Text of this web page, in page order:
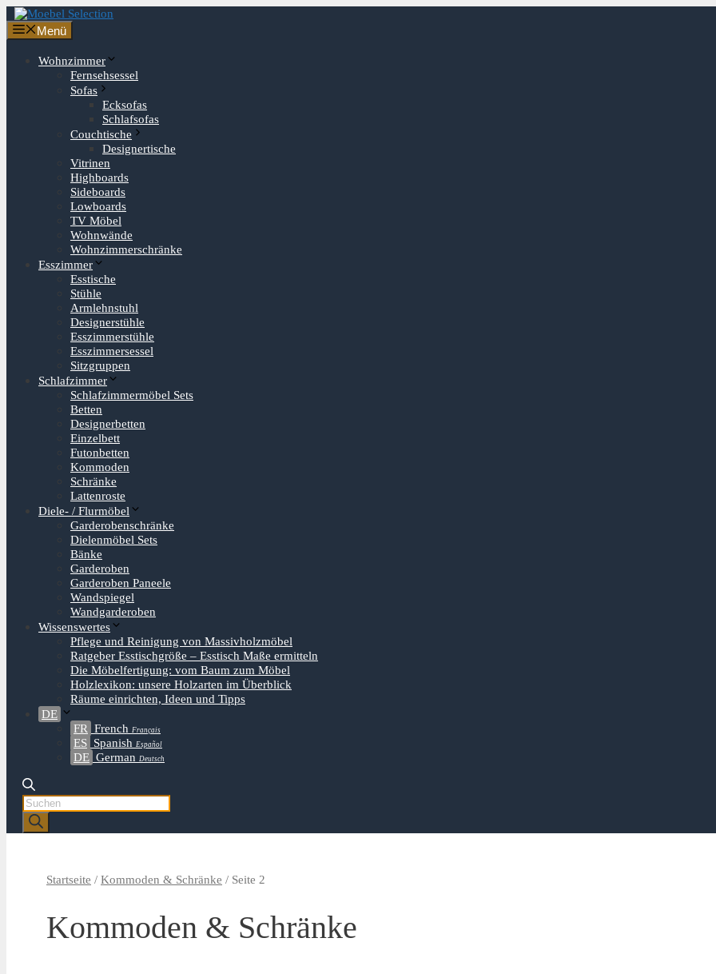
Zum
Inhalt
springen
Menü
Wohnzimmer
Fernsehsessel
Sofas
Ecksofas
Schlafsofas
Couchtische
Designertische
Vitrinen
Highboards
Sideboards
Lowboards
TV Möbel
Wohnwände
Wohnzimmerschränke
Esszimmer
Esstische
Stühle
Armlehnstuhl
Designerstühle
Esszimmerstühle
Esszimmersessel
Sitzgruppen
Schlafzimmer
Schlafzimmermöbel Sets
Betten
Designerbetten
Einzelbett
Futonbetten
Kommoden
Schränke
Lattenroste
Diele- / Flurmöbel
Garderobenschränke
Dielenmöbel Sets
Bänke
Garderoben
Garderoben Paneele
Wandspiegel
Wandgarderoben
Wissenswertes
Pflege und Reinigung von Massivholzmöbel
Ratgeber Esstischgröße – Esstisch Maße ermitteln
Die Möbelfertigung: vom Baum zum Möbel
Holzlexikon: unsere Holzarten im Überblick
Räume einrichten, Ideen und Tipps
DE
FR French Français
ES Spanish Español
DE German Deutsch
Products
search
Startseite / Kommoden & Schränke / Seite 2
Kommoden & Schränke